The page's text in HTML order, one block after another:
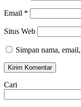
Email *
Situs Web
Simpan nama,
Cari